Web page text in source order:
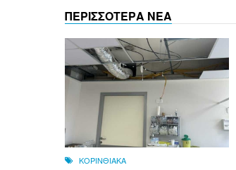
ΠΕΡΙΣΣΟΤΕΡΑ ΝΕΑ
ΚΟΡΙΝΘΙΑΚΑ